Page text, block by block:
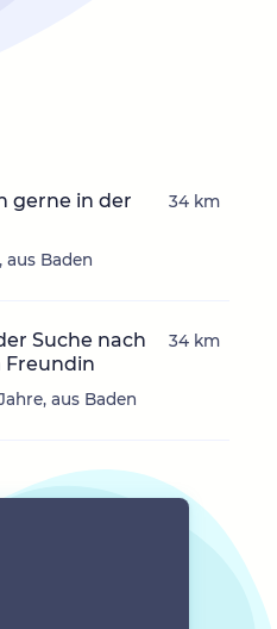
gerne in der
aus Baden
34 km
Suche nach
Freundin
aus Baden
34 km